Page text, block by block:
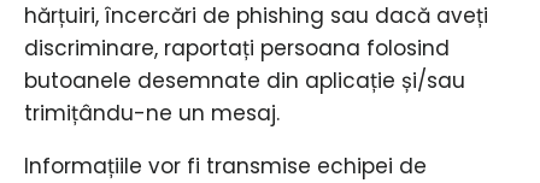
hărțuiri, încercări de phishing sau dacă aveți
discriminare, raportați persoana folosind
butoanele desemnate din aplicație și/sau
trimițându-ne un mesaj.
Informațiile vor fi transmise echipei de